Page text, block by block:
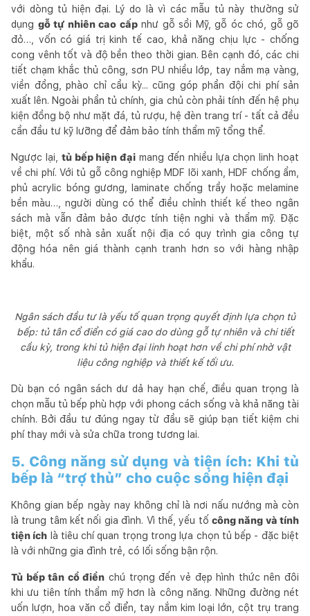
với dòng tủ hiện đại. Lý do là vì các mẫu tủ này thường sử
dụng gỗ tự nhiên cao cấpnhư gỗ sồi Mỹ, gỗ óc chó, gỗ gõ
đỏ…, vốn có giá trị kinh tế cao, khả năng chịu lực - chống
cong vênh tốt và độ bền theo thời gian. Bên cạnh đó, các chi
tiết chạm khắc thủ công, sơn PU nhiều lớp, tay nắm mạ vàng,
viền đồng, phào chỉ cầu kỳ... cũng góp phần đội chi phí sản
xuất lên. Ngoài phần tủ chính, gia chủ còn phải tính đến hệ phụ
kiện đồng bộ như mặt đá, tủ rượu, hệ đèn trang trí - tất cả đều
cần đầu tư kỹ lưỡng để đảm bảo tính thẩm mỹ tổng thể.
Ngược lại, tủ bếp hiện đại mang đến nhiều lựa chọn linh hoạt
về chi phí. Với tủ gỗ công nghiệp MDF lõi xanh, HDF chống ẩm,
phủ acrylic bóng gương, laminate chống trầy hoặc melamine
bền màu…, người dùng có thể điều chỉnh thiết kế theo ngân
sách mà vẫn đảm bảo được tính tiện nghi và thẩm mỹ. Đặc
biệt, một số nhà sản xuất nội địa có quy trình gia công tự
động hóa nên giá thành cạnh tranh hơn so với hàng nhập
khẩu.
Ngân sách đầu tư là yếu tố quan trọng quyết định lựa chọn tủ
bếp: tủ tân cổ điển có giá cao do dùng gỗ tự nhiên và chi tiết
cầu kỳ, trong khi tủ hiện đại linh hoạt hơn về chi phí nhờ vật
liệu công nghiệp và thiết kế tối ưu.
Dù bạn có ngân sách dư dả hay hạn chế, điều quan trọng là
chọn mẫu tủ bếp phù hợp với phong cách sống và khả năng tài
chính. Bởi đầu tư đúng ngay từ đầu sẽ giúp bạn tiết kiệm chi
phí thay mới và sửa chữa trong tương lai.
5. Công năng sử dụng và tiện ích: Khi tủ
bếp là “trợ thủ” cho cuộc sống hiện đại
Không gian bếp ngày nay không chỉ là nơi nấu nướng mà còn
là trung tâm kết nối gia đình. Vì thế, yếu tố công năng và tính
tiện ích là tiêu chí quan trọng trong lựa chọn tủ bếp - đặc biệt
là với những gia đình trẻ, có lối sống bận rộn.
Tủ bếp tân cổ điển chú trọng đến vẻ đẹp hình thức nên đôi
khi ưu tiên tính thẩm mỹ hơn là công năng. Những đường nét
uốn lượn, hoa văn cổ điển, tay nắm kim loại lớn, cột trụ trang